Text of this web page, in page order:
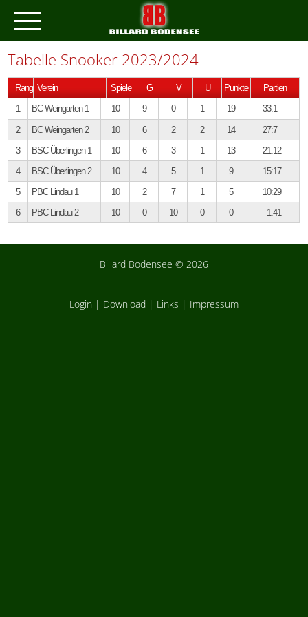
Tabelle Snooker 2023/2024
Rang Verein Spiele G V U Punkte
Partien
1
BC Weingarten 1 10 9 0 1 19 33:1
2 BC Weingarten 2 10 6 2 2 14 27:7
3
BSC Überlingen 1 10 6 3 1 13 21:12
4
BSC Überlingen 2 10 4 5 1 9 15:17
5
PBC Lindau 1 10 2 7 1 5 10:29
6
PBC Lindau 2 10 0 10 0 0 1:41
Billard Bodensee © 2026
Login | Download | Links | Impressum